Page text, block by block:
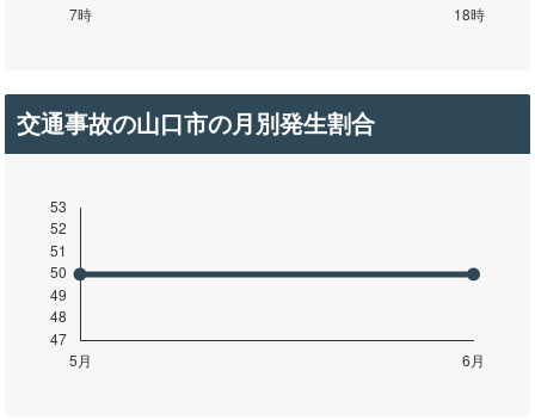
交通事故の山口市の月別発生割合